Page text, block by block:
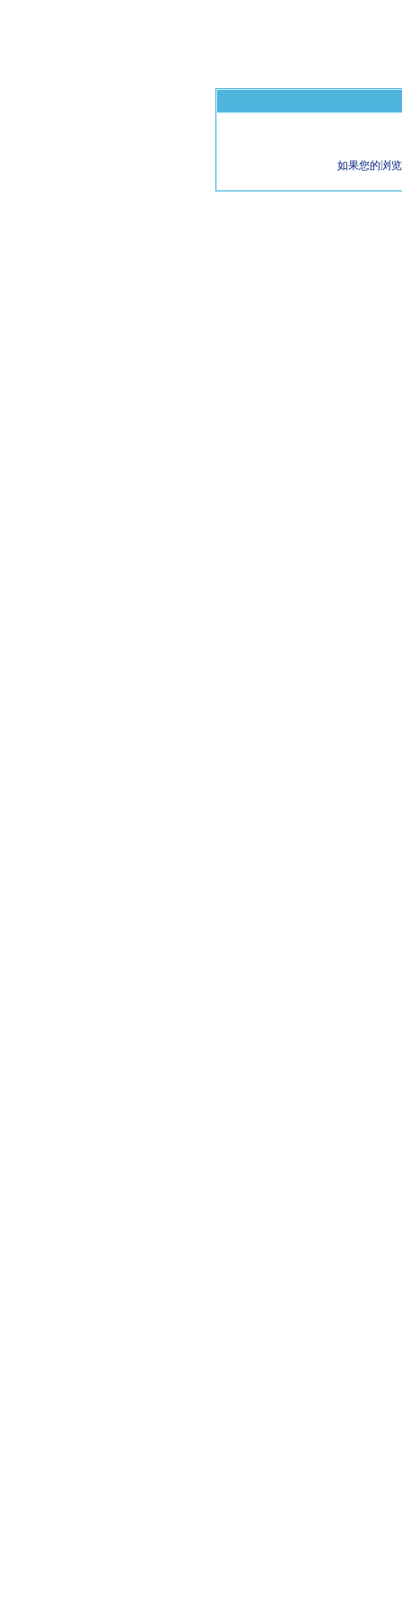
如果您的浏